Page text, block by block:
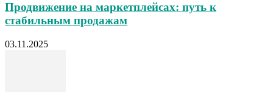
Продвижение на маркетплейсах: путь к
стабильным продажам
03.11.2025